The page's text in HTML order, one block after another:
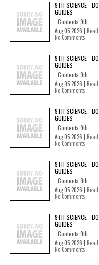
9TH SCIENCE -
GUIDES
Contents 9th...
Aug 05 2026 |
No Comments
9TH SCIENCE -
GUIDES
Contents 9th...
Aug 05 2026 |
No Comments
9TH SCIENCE -
GUIDES
Contents 9th...
Aug 05 2026 |
No Comments
9TH SCIENCE -
GUIDES
Contents 9th...
Aug 05 2026 |
No Comments
9TH SCIENCE -
GUIDES
Contents 9th...
Aug 05 2026 |
No Comments